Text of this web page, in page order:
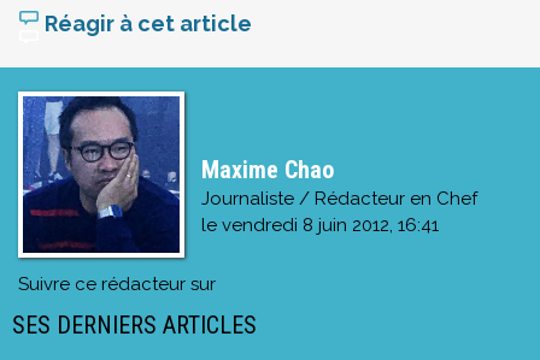
Réagir à cet article
Maxime Chao
Journaliste / Rédacteur en Chef
le vendredi 8 juin 2012, 16:41
Suivre ce rédacteur sur
SES DERNIERS ARTICLES